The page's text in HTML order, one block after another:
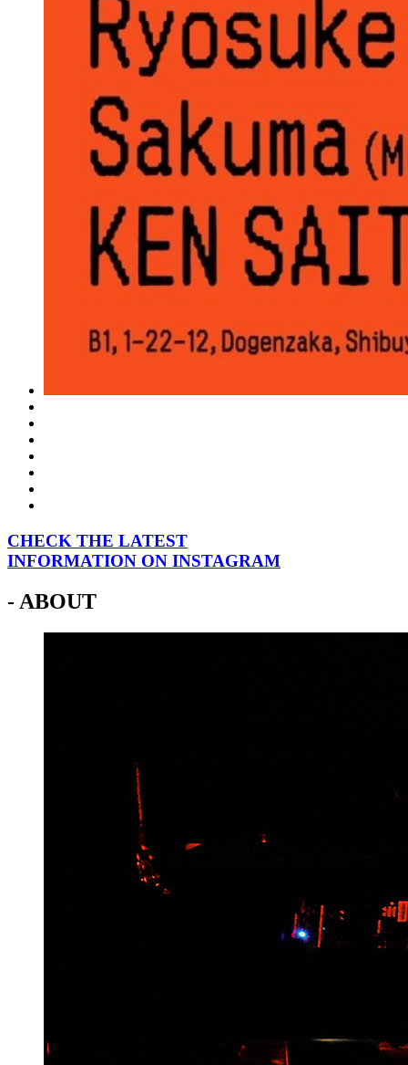
CHECK THE LATEST
INFORMATION ON INSTAGRAM
- ABOUT